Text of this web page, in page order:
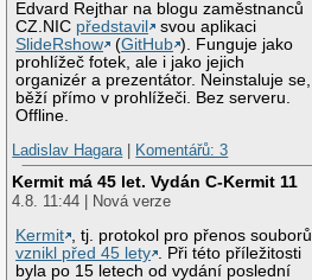
Edvard Rejthar na blogu zaměstnanců
CZ.NIC představil
svou aplikaci
SlideRshow
(GitHub ). Funguje jako
prohlížeč fotek, ale i jako jejich
organizér a prezentátor. Neinstaluje se,
běží přímo v prohlížeči. Bez serveru.
Offline.
Ladislav Hagara| Komentářů: 3
Kermit má 45 let. Vydán C-Kermit 11
4.8. 11:44 | Nová verze
Kermit
, tj. protokol pro přenos souborů,
vznikl před 45 lety
. Při této příležitosti
byla po 15 letech od vydání poslední